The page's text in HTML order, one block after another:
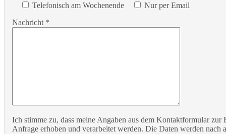
Telefonisch am Wochenende
Nur per Email
Nachricht *
Ich stimme zu, dass meine Angaben aus dem Kontaktformular zur
Anfrage erhoben und verarbeitet werden. Die Daten werden nach